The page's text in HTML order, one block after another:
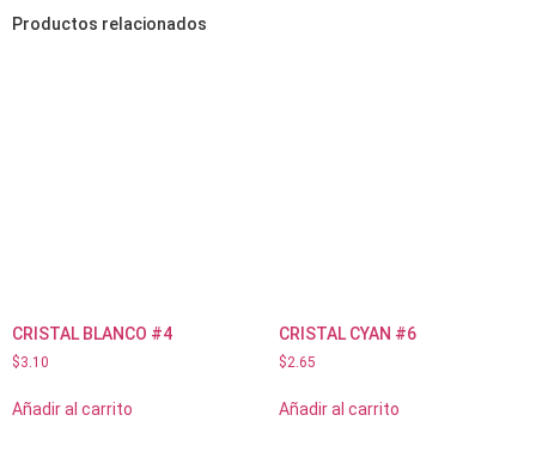
Productos relacionados
CRISTAL BLANCO #4
$3.10
Añadir al carrito
CRISTAL CYAN #6
$2.65
Añadir al carrito